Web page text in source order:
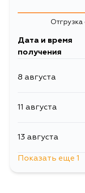
Длина упаковки,
Масса, кг
Объем упаковки, л
Товарная группа
Ширина упаковки,
Отгрузка
Дата и время
получения
8 августа
11 августа
13 августа
Показать еще 1